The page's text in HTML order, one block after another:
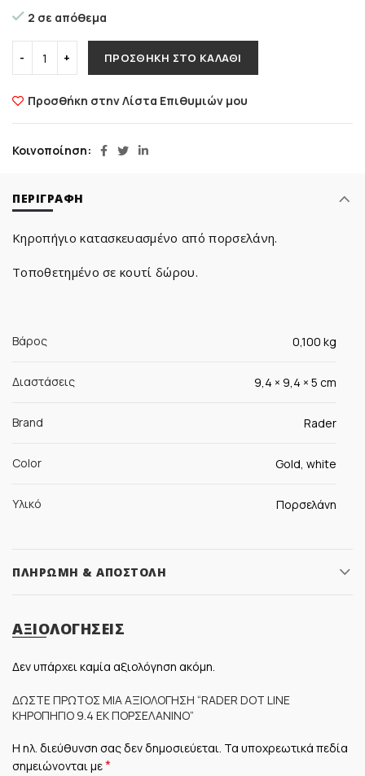
2 σε απόθεμα
ΠΡΟΣΘΉΚΗ ΣΤΟ ΚΑΛΆΘΙ
Προσθήκη στην Λίστα Επιθυμιών μου
Κοινοποίηση
ΠΕΡΙΓΡΑΦΉ
Kηροπήγιο κατασκευασμένo από πορσελάνη.
Τοποθετημένο σε κουτί δώρου.
Βάρος 0,100 kg
Διαστάσεις 9,4 × 9,4 × 5 cm
Brand Rader
Color Gold, white
Υλικό Πορσελάνη
ΠΛΗΡΩΜΉ & ΑΠΟΣΤΟΛΉ
ΑΞΙΟΛΟΓΉΣΕΙΣ
Δεν υπάρχει καμία αξιολόγηση ακόμη.
ΔΏΣΤΕ ΠΡΏΤΟΣ ΜΊΑ ΑΞΙΟΛΌΓΗΣΗ “RADER DOT LINE
ΚΗΡΟΠΉΓΙΟ 9.4 ΕΚ ΠΟΡΣΕΛΆΝΙΝΟ”
Η ηλ. διεύθυνση σας δεν δημοσιεύεται. Τα υποχρεωτικά πεδία
σημειώνονται με*